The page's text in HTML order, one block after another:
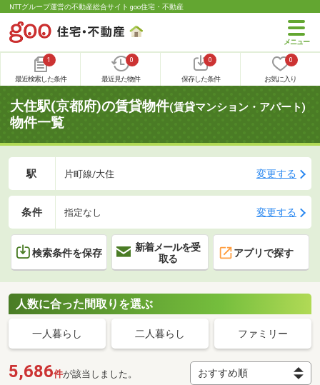
NTTグループ運営の不動産総合サイト goo住宅・不動産
1
最近検索した条件
0
最近見た物件
0
保存した条件
0
お気に入り
大住駅(京都府)の賃貸物件(賃貸マンション・アパート)
物件一覧
駅 片町線/大住 変更する
条件 指定なし 変更する
検索条件を保存
新着メールを受
取る
アプリで探す
人数に合った間取りを選ぶ
一人暮らし 二人暮らし ファミリー
5,686件が該当しました。